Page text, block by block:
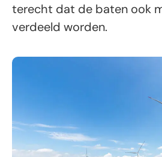
terecht dat de baten ook
verdeeld worden.